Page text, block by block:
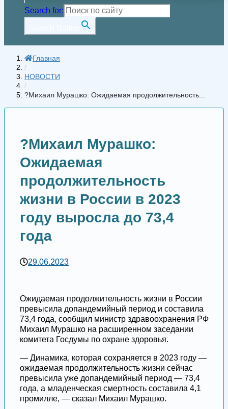
Search for:
Главная
/
НОВОСТИ
/
?Михаил Мурашко: Ожидаемая продолжительность...
?Михаил Мурашко:
Ожидаемая
продолжительность
жизни в России в 2023
году выросла до 73,4
года
29.06.2023
Ожидаемая продолжительность жизни в России
превысила допандемийный период и составила
73,4 года, сообщил министр здравоохранения РФ
Михаил Мурашко на расширенном заседании
комитета Госдумы по охране здоровья.
— Динамика, которая сохраняется в 2023 году —
ожидаемая продолжительность жизни сейчас
превысила уже допандемийный период — 73,4
года, а младенческая смертность составила 4,1
промилле, — сказал Михаил Мурашко.